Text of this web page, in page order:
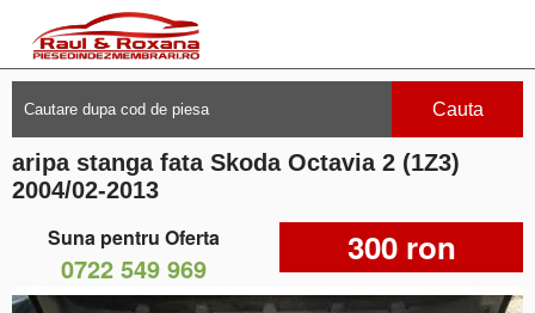
Cauta
aripa stanga fata Skoda Octavia 2 (1Z3)
2004/02-2013
Suna pentru Oferta
0722 549 969 300 ron